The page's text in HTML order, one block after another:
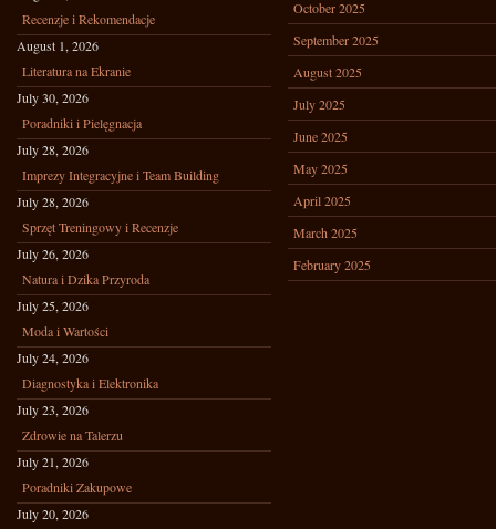
Recenzje i Rekomendacje
August 1, 2026
Literatura na Ekranie
July 30, 2026
Poradniki i Pielęgnacja
July 28, 2026
Imprezy Integracyjne i Team Building
July 28, 2026
Sprzęt Treningowy i Recenzje
July 26, 2026
Natura i Dzika Przyroda
July 25, 2026
Moda i Wartości
July 24, 2026
Diagnostyka i Elektronika
July 23, 2026
Zdrowie na Talerzu
July 21, 2026
Poradniki Zakupowe
July 20, 2026
October 2025
September 2025
August 2025
July 2025
June 2025
May 2025
April 2025
March 2025
February 2025